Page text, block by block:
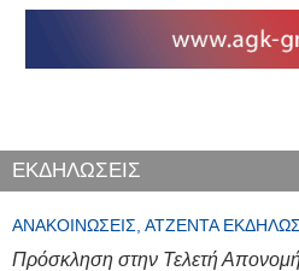
ΕΚΔΗΛΩΣΕΙΣ
ΑΝΑΚΟΙΝΏΣΕΙΣ, ΑΤΖΈΝΤΑ
Πρόσκληση στην Τελετή